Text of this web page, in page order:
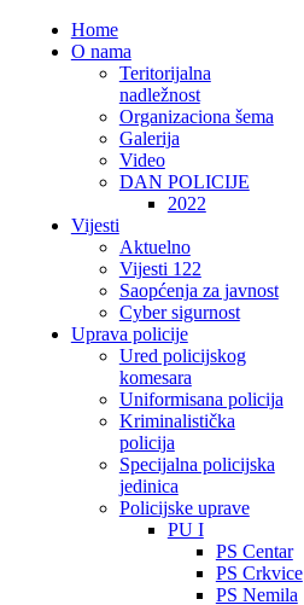
Home
O nama
Teritorijalna
nadležnost
Organizaciona šema
Galerija
Video
DAN POLICIJE
2022
Vijesti
Aktuelno
Vijesti 122
Saopćenja za javnost
Cyber sigurnost
Uprava policije
Ured policijskog
komesara
Uniformisana policija
Kriminalistička
policija
Specijalna policijska
jedinica
Policijske uprave
PU I
PS Centar
PS Crkvice
PS Nemila